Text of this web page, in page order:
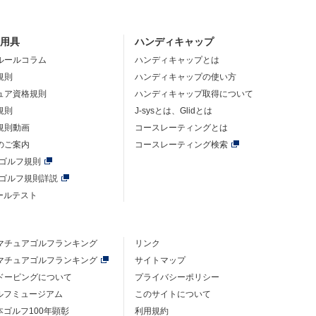
具
ールコラム
則
ア資格規則
則
則動画
ご案内
ルフ規則
ルフ規則詳説
ルテスト
ハンディキャップ
ハンディキャップとは
ハンディキャップの使い方
ハンディキャップ取得について
J-sysとは、Glidとは
コースレーティングとは
コースレーティング検索
チュアゴルフランキング
チュアゴルフランキング
ーピングについて
フミュージアム
ゴルフ100年顕彰
リンク
サイトマップ
プライバシーポリシー
このサイトについて
利用規約